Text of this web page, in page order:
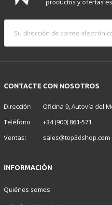
CONTACTE CON NOSOTROS
Dirección
Oficina 9, Autovía del
Teléfono
+34 (900) 861-571
Ventas:
sales@top3dshop.com
productos y ofertas
INFORMACIÓN
Quiénes somos